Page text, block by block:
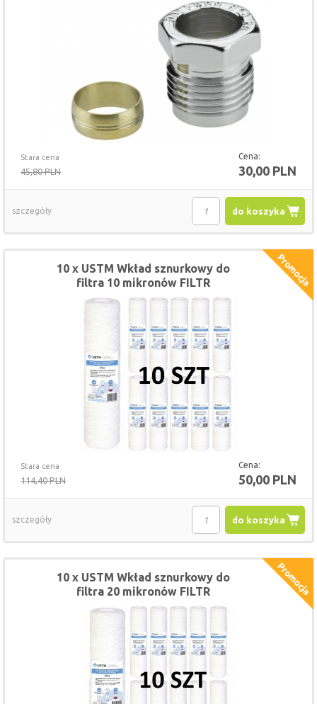
Stara cena
45,80 PLN
Cena:
30,00 PLN
do koszyka
szczegóły
Stara cena
114,40 PLN
Cena:
50,00 PLN
10 x USTM Wkład sznurkowy do
filtra 10 mikronów FILTR
do koszyka
szczegóły
10 x USTM Wkład sznurkowy do
filtra 20 mikronów FILTR